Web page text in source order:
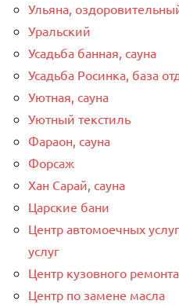
Ульяна,
Уральский
Усадьба банная, сауна
Усадьба Росинка, база
Уютная, сауна
Уютный текстиль
Фараон, сауна
Форсаж
Хан Сарай, сауна
Царские бани
Центр автомоечных
услуг
Центр кузовного
Центр по замене масла